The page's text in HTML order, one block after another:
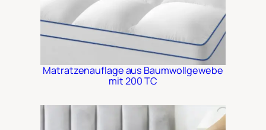
Matratzenauflage aus Baumwollgewebe
mit 200 TC